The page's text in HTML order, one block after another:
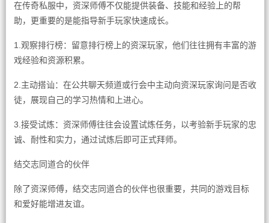
在传奇私服中，资深师傅不仅能提供装备、技能和经验上的帮
助，更重要的是能指导新手玩家快速成长。
1.观察排行榜：留意排行榜上的资深玩家，他们往往拥有丰富的游
戏经验和资源积累。
2.主动搭讪：在公共聊天频道或行会中主动向资深玩家询问是否收
徒，展现自己的学习热情和上进心。
3.接受试炼：资深师傅往往会设置试炼任务，以考验新手玩家的忠
诚、耐性和实力，通过试炼后即可正式拜师。
结交志同道合的伙伴
除了资深师傅，结交志同道合的伙伴也很重要，共同的游戏目标
和爱好能增进友谊。